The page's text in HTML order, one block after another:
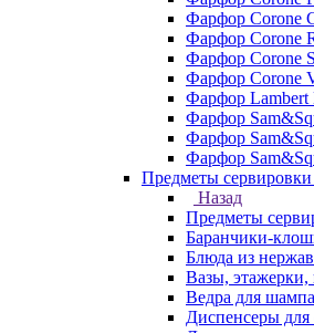
Фарфор Corone
Фарфор Corone
Фарфор Corone
Фарфор Corone
Фарфор Lambert
Фарфор
Фарфор
Фарфор
Предметы сервировки
Назад
Предметы
Баранчики-
Блюда из
Вазы, этажерки,
Ведра для
Диспенсеры